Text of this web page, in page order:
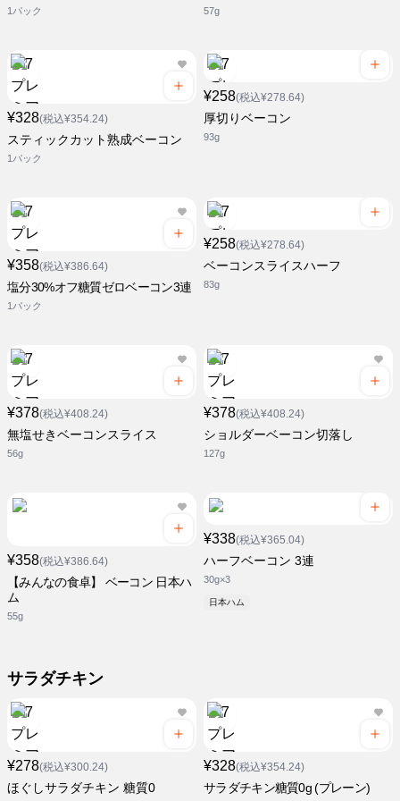
1パック 57g
¥328(税込¥354.24)
スティックカット熟成ベーコン
1パック
¥258(税込¥278.64)
厚切りベーコン
93g
¥358(税込¥386.64)
塩分30%オフ糖質ゼロベーコン3連
1パック
¥258(税込¥278.64)
ベーコンスライスハーフ
83g
¥378(税込¥408.24)
無塩せきベーコンスライス
56g
¥378(税込¥408.24)
ショルダーベーコン切落し
127g
¥358(税込¥386.64)
【みんなの食卓】 ベーコン 日本ハ
ム
55g
¥338(税込¥365.04)
ハーフベーコン 3連
30g×3
日本ハム
サラダチキン
¥278(税込¥300.24)
ほぐしサラダチキン 糖質0
¥328(税込¥354.24)
サラダチキン糖質0g (プレーン)